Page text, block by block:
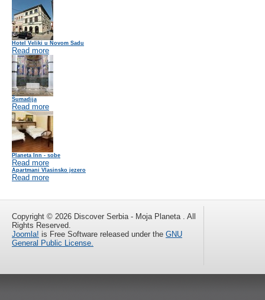
Hotel Veliki u Novom Sadu
Read more
Šumadija
Read more
Planeta Inn - sobe
Read more
Apartmani Vlasinsko jezero
Read more
Copyright © 2026 Discover Serbia - Moja Planeta . All
Rights Reserved.
Joomla! is Free Software released under the GNU
General Public License.